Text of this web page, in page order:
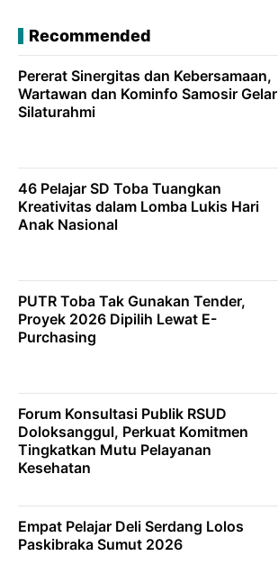
Recommended
Pererat Sinergitas dan Kebersamaan,
Wartawan dan Kominfo Samosir Gelar
Silaturahmi
46 Pelajar SD Toba Tuangkan
Kreativitas dalam Lomba Lukis Hari
Anak Nasional
PUTR Toba Tak Gunakan Tender,
Proyek 2026 Dipilih Lewat E-
Purchasing
Forum Konsultasi Publik RSUD
Doloksanggul, Perkuat Komitmen
Tingkatkan Mutu Pelayanan
Kesehatan
Empat Pelajar Deli Serdang Lolos
Paskibraka Sumut 2026